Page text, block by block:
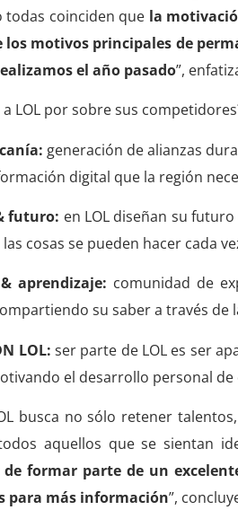
todas coinciden que la
los motivos principales de
el año pasado”,
LOL por sobre sus
generación de alianzas
digital que la región
futuro: en LOL diseñan su
cosas se pueden hacer cada
aprendizaje: comunidad de
su saber a través de
LOL: ser parte de LOL es ser
el desarrollo personal
busca no sólo retener
aquellos que se sientan
formar parte de un
para más información”,